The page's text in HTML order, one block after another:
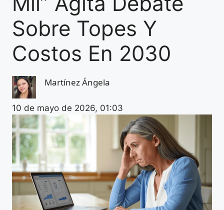
Sobre Topes Y
Costos En 2030
Martínez Ángela
10 de mayo de 2026, 01:03